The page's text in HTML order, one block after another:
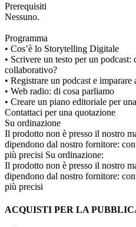
Prerequisiti
Nessuno.
Programma
• Cos’è lo Storytelling Digitale
• Scrivere un testo per un podcast:
collaborativo?
• Registrare un podcast e
• Web radio: di cosa parliamo
• Creare un piano editoriale per
Contattaci per una quotazione
Su ordinazione
Il prodotto non è presso il nostro
dipendono dal nostro fornitore:
più precisi Su ordinazione:
Il prodotto non è presso il nostro
dipendono dal nostro fornitore:
più precisi
ACQUISTI PER LA